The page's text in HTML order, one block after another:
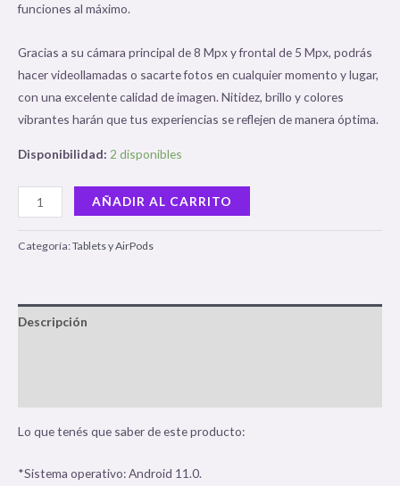
funciones al máximo.
Gracias a su cámara principal de 8 Mpx y frontal de 5 Mpx, podrás
hacer videollamadas o sacarte fotos en cualquier momento y lugar,
con una excelente calidad de imagen. Nitidez, brillo y colores
vibrantes harán que tus experiencias se reflejen de manera óptima.
Disponibilidad: 2 disponibles
AÑADIR AL CARRITO
Categoría:Tablets y AirPods
Descripción
Lo que tenés que saber de este producto:
*Sistema operativo: Android 11.0.